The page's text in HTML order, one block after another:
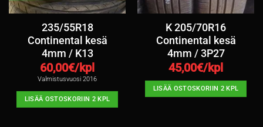
235/55R18
Continental kesä
4mm / K13
60,00€/kpl
Valmistusvuosi 2016
LISÄÄ OSTOSKORIIN 2 KPL
K 205/70R16
Continental kesä
4mm / 3P27
45,00€/kpl
LISÄÄ OSTOSKORIIN 2 KPL